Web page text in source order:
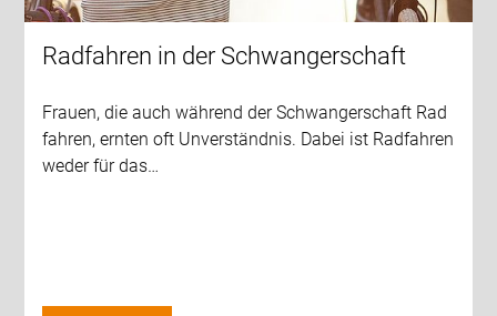
Radfahren in der Schwangerschaft
Frauen, die auch während der Schwangerschaft Rad
fahren, ernten oft Unverständnis. Dabei ist Radfahren
weder für das…